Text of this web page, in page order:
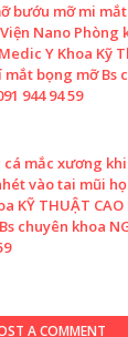
bướu mỡ mi mắt
Nano Phòng
Y Khoa Kỹ
bọng mỡ Bs
944 94 59
cá mắc xương
vào tai mũi
KỸ THUẬT
chuyên khoa
A COMMENT